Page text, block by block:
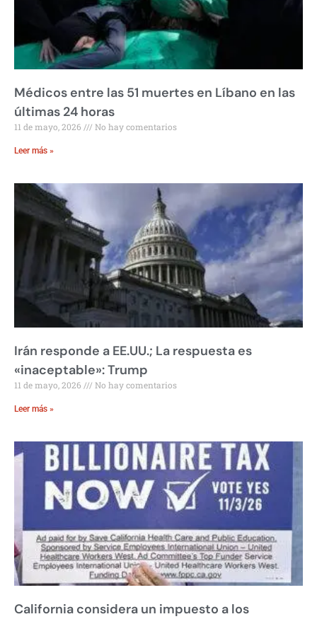
Médicos entre las 51 muertes en Líbano en las
últimas 24 horas
11 de mayo, 2026 No hay comentarios
Leer más »
Irán responde a EE.UU.; La respuesta es
«inaceptable»: Trump
11 de mayo, 2026 No hay comentarios
Leer más »
California considera un impuesto a los